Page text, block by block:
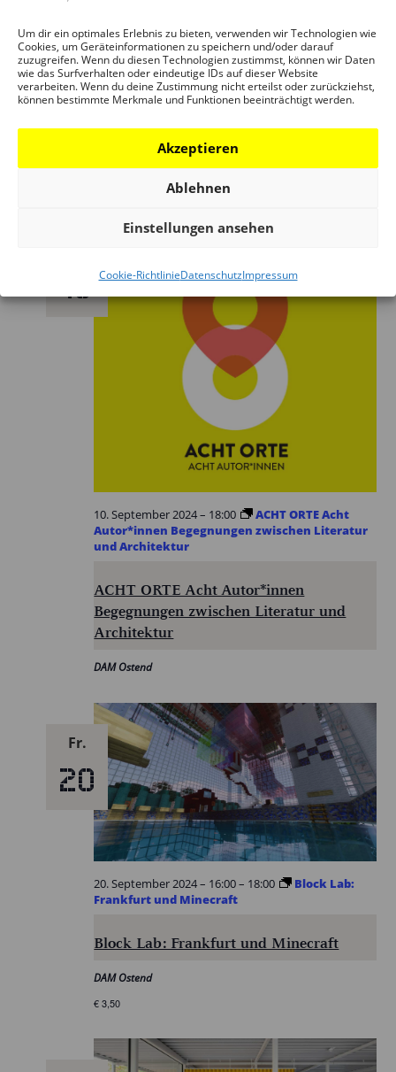
Um dir ein optimales Erlebnis zu bieten, verwenden wir Technologien wie
Cookies, um Geräteinformationen zu speichern und/oder darauf
zuzugreifen. Wenn du diesen Technologien zustimmst, können wir Daten
wie das Surfverhalten oder eindeutige IDs auf dieser Website
verarbeiten. Wenn du deine Zustimmung nicht erteilst oder zurückziehst,
können bestimmte Merkmale und Funktionen beeinträchtigt werden.
Akzeptieren
Ablehnen
Einstellungen ansehen
Cookie-RichtlinieDatenschutzImpressum
LEGO Bauen an der LANGEN BANK
7. September 2024 – 12:00–18:00
Frankfurt am Main, Hessen,
ACHT ORTE Acht Autor*innen
Begegnungen zwischen Literatur und
Architektur
10. September 2024 – 18:00
ACHT ORTE Acht
Autor*innen Begegnungen zwischen Literatur
und Architektur
DAM Ostend
Fr.
20
Block Lab: Frankfurt und Minecraft
20. September 2024 – 16:00– 18:00
Block Lab:
Frankfurt und Minecraft
DAM Ostend
€ 3,50